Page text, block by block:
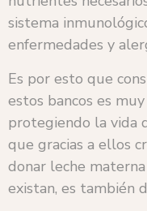
sistema
enfermedades y
Es por esto que
estos bancos es
protegiendo la vida
que gracias a ellos
donar leche
existan, es también